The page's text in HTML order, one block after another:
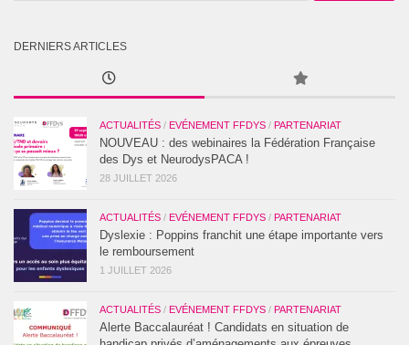
DERNIERS ARTICLES
ACTUALITÉS / EVÉNEMENT FFDYS / PARTENARIAT
NOUVEAU : des webinaires la Fédération Française
des Dys et NeurodysPACA !
28 JUILLET 2026
ACTUALITÉS / EVÉNEMENT FFDYS / PARTENARIAT
Dyslexie : Poppins franchit une étape importante vers
le remboursement
1 JUILLET 2026
ACTUALITÉS / EVÉNEMENT FFDYS / PARTENARIAT
Alerte Baccalauréat ! Candidats en situation de